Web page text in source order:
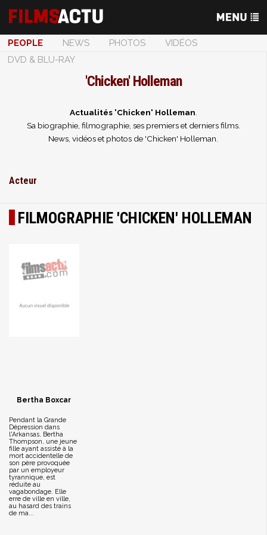
PEOPLE NEWS PHOTOS
VIDÉOS
DVD & BLU-RAY
'Chicken' Holleman
Actualités 'Chicken' Holleman
Sa biographie, filmographie, ses premiers et derniers films.
News, vidéos et photos de 'Chicken' Holleman.
Acteur
FILMOGRAPHIE 'CHICKEN' HOLLEMAN
Bertha Boxcar
Pendant la Grande
Dépression dans
l'Arkansas, Bertha
Thompson, une jeune
fille ayant assisté à la
mort accidentelle de
son père provoquée
par un employeur
tyrannique, est
réduite au
vagabondage. Elle
erre de ville en ville,
au hasard des trains
de ma...